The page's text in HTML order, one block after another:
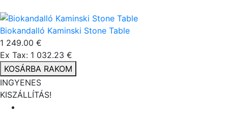
Biokandalló Kaminski Stone Table
1 249.00 €
Ex Tax: 1 032.23 €
KOSÁRBA RAKOM
INGYENES
KISZÁLLÍTÁS!